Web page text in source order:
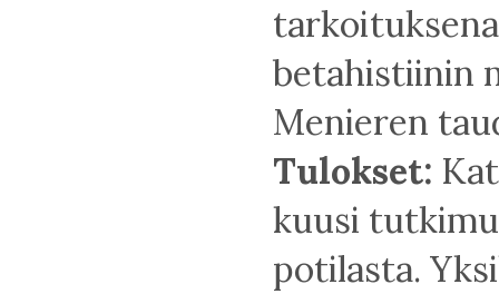
betahistiinin
Menieren
Tulokset:
kuusi
potilasta.